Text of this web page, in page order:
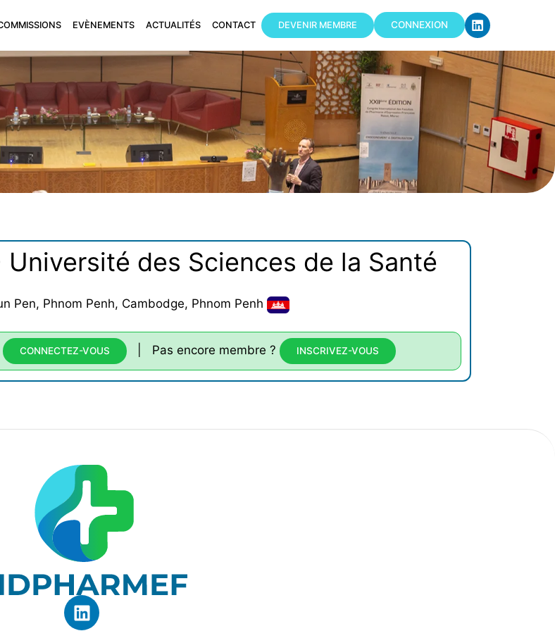
EVÈNEMENTS ACTUALITÉS CONTACT DEVENIR MEMBRE CONNEXION
des Sciences de la Santé
Pen, Phnom Penh, Cambodge, Phnom Penh
CONNECTEZ-VOUS | Pas encore membre ? INSCRIVEZ-VOUS